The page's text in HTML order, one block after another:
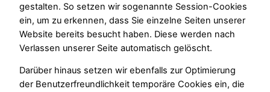
gestalten. So setzen wir sogenannte Session-Cookies
ein, um zu erkennen, dass Sie einzelne Seiten unserer
Website bereits besucht haben. Diese werden nach
Verlassen unserer Seite automatisch gelöscht.
Darüber hinaus setzen wir ebenfalls zur Optimierung
der Benutzerfreundlichkeit temporäre Cookies ein, die